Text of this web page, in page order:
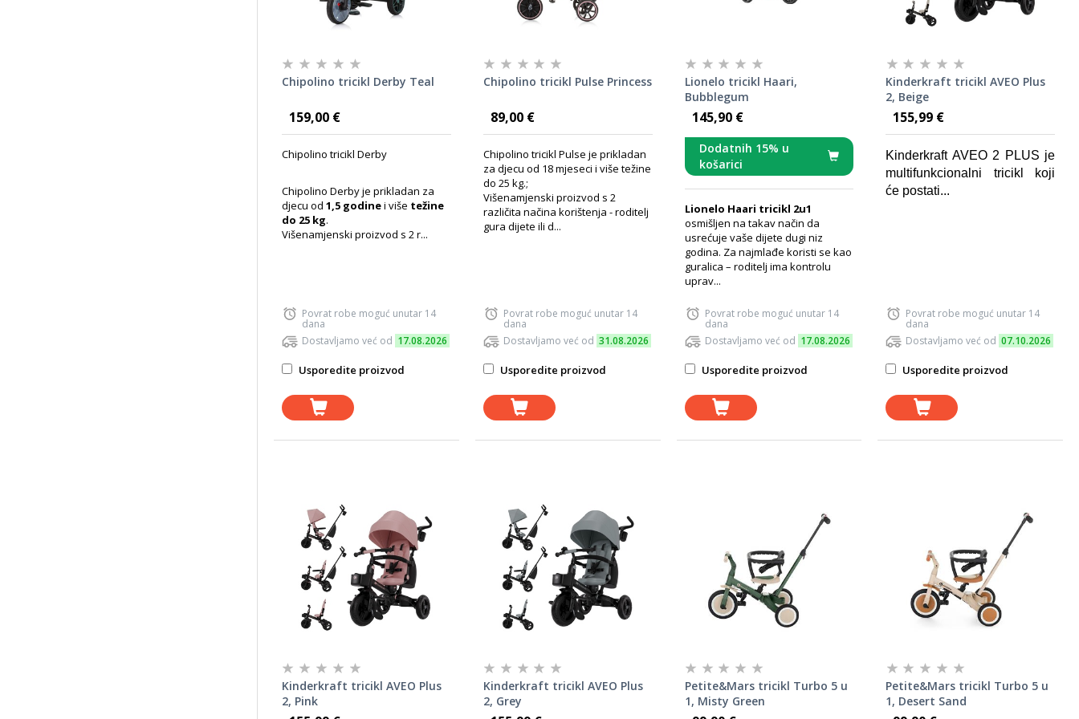
Chipolino tricikl Derby Teal
159,00 €
Chipolino tricikl Derby
Chipolino Derby je prikladan za
djecu od 1,5 godinei više težine
do 25 kg.
Višenamjenski proizvod s 2 r...
Povrat robe moguć unutar 14
dana
Dostavljamo već od 17.08.2026
Usporedite proizvod
Chipolino tricikl Pulse Princess
89,00 €
Chipolino tricikl Pulse je prikladan
za djecu od 18 mjeseci i više težine
do 25 kg.;
Višenamjenski proizvod s 2
različita načina korištenja - roditelj
gura dijete ili d...
Povrat robe moguć unutar 14
dana
Dostavljamo već od 31.08.2026
Usporedite proizvod
Lionelo tricikl Haari,
Bubblegum
145,90 €
Dodatnih 15% u
košarici
Lionelo Haari tricikl 2u1
osmišljen na takav način da
usrećuje vaše dijete dugi niz
godina. Za najmlađe koristi se kao
guralica – roditelj ima kontrolu
uprav...
Povrat robe moguć unutar 14
dana
Dostavljamo već od 17.08.2026
Usporedite proizvod
Kinderkraft tricikl AVEO Plus
2, Beige
155,99 €
Kinderkraft AVEO 2 PLUS je
multifunkcionalni tricikl koji
će postati...
Povrat robe moguć unutar 14
dana
Dostavljamo već od 07.10.2026
Usporedite proizvod
Kinderkraft tricikl AVEO Plus
2, Pink
Kinderkraft tricikl AVEO Plus
2, Grey
Petite&Mars tricikl Turbo 5 u
1, Misty Green
Petite&Mars tricikl Turbo 5 u
1, Desert Sand